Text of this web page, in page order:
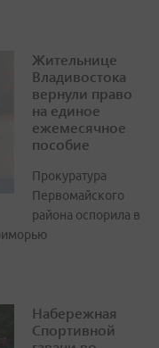
Жительнице
Владивостока
вернули право
на единое
ежемесячное
пособие
Прокуратура
Первомайского
района оспорила в
Набережная
Спортивной